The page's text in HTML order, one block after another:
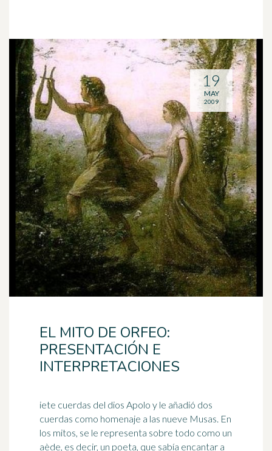
EL MITO DE ORFEO:
PRESENTACIÓN E
INTERPRETACIONES
iete cuerdas del dios Apolo y le añadió dos
cuerdas como homenaje a las nueve Musas. En
los mitos, se le representa sobre todo como un
aède, es decir, un poeta, que sabía encantar a
19
MAY
2009